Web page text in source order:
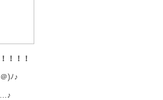
！！！
)ﾉ♪
…♪